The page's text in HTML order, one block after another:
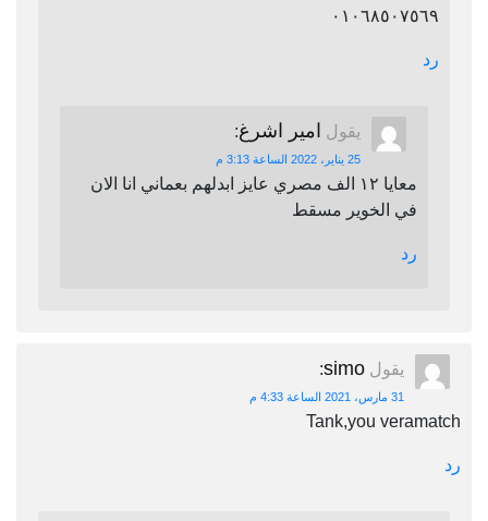
٠١٠٦٨٥٠٧٥٦٩
رد
يقول امير اشرغ:
25 يناير، 2022 الساعة 3:13 م
معايا ١٢ الف مصري عايز ابدلهم بعماني انا الان
في الخوير مسقط
رد
يقول simo
:
31 مارس، 2021 الساعة 4:33 م
Tank,you veramatch
رد